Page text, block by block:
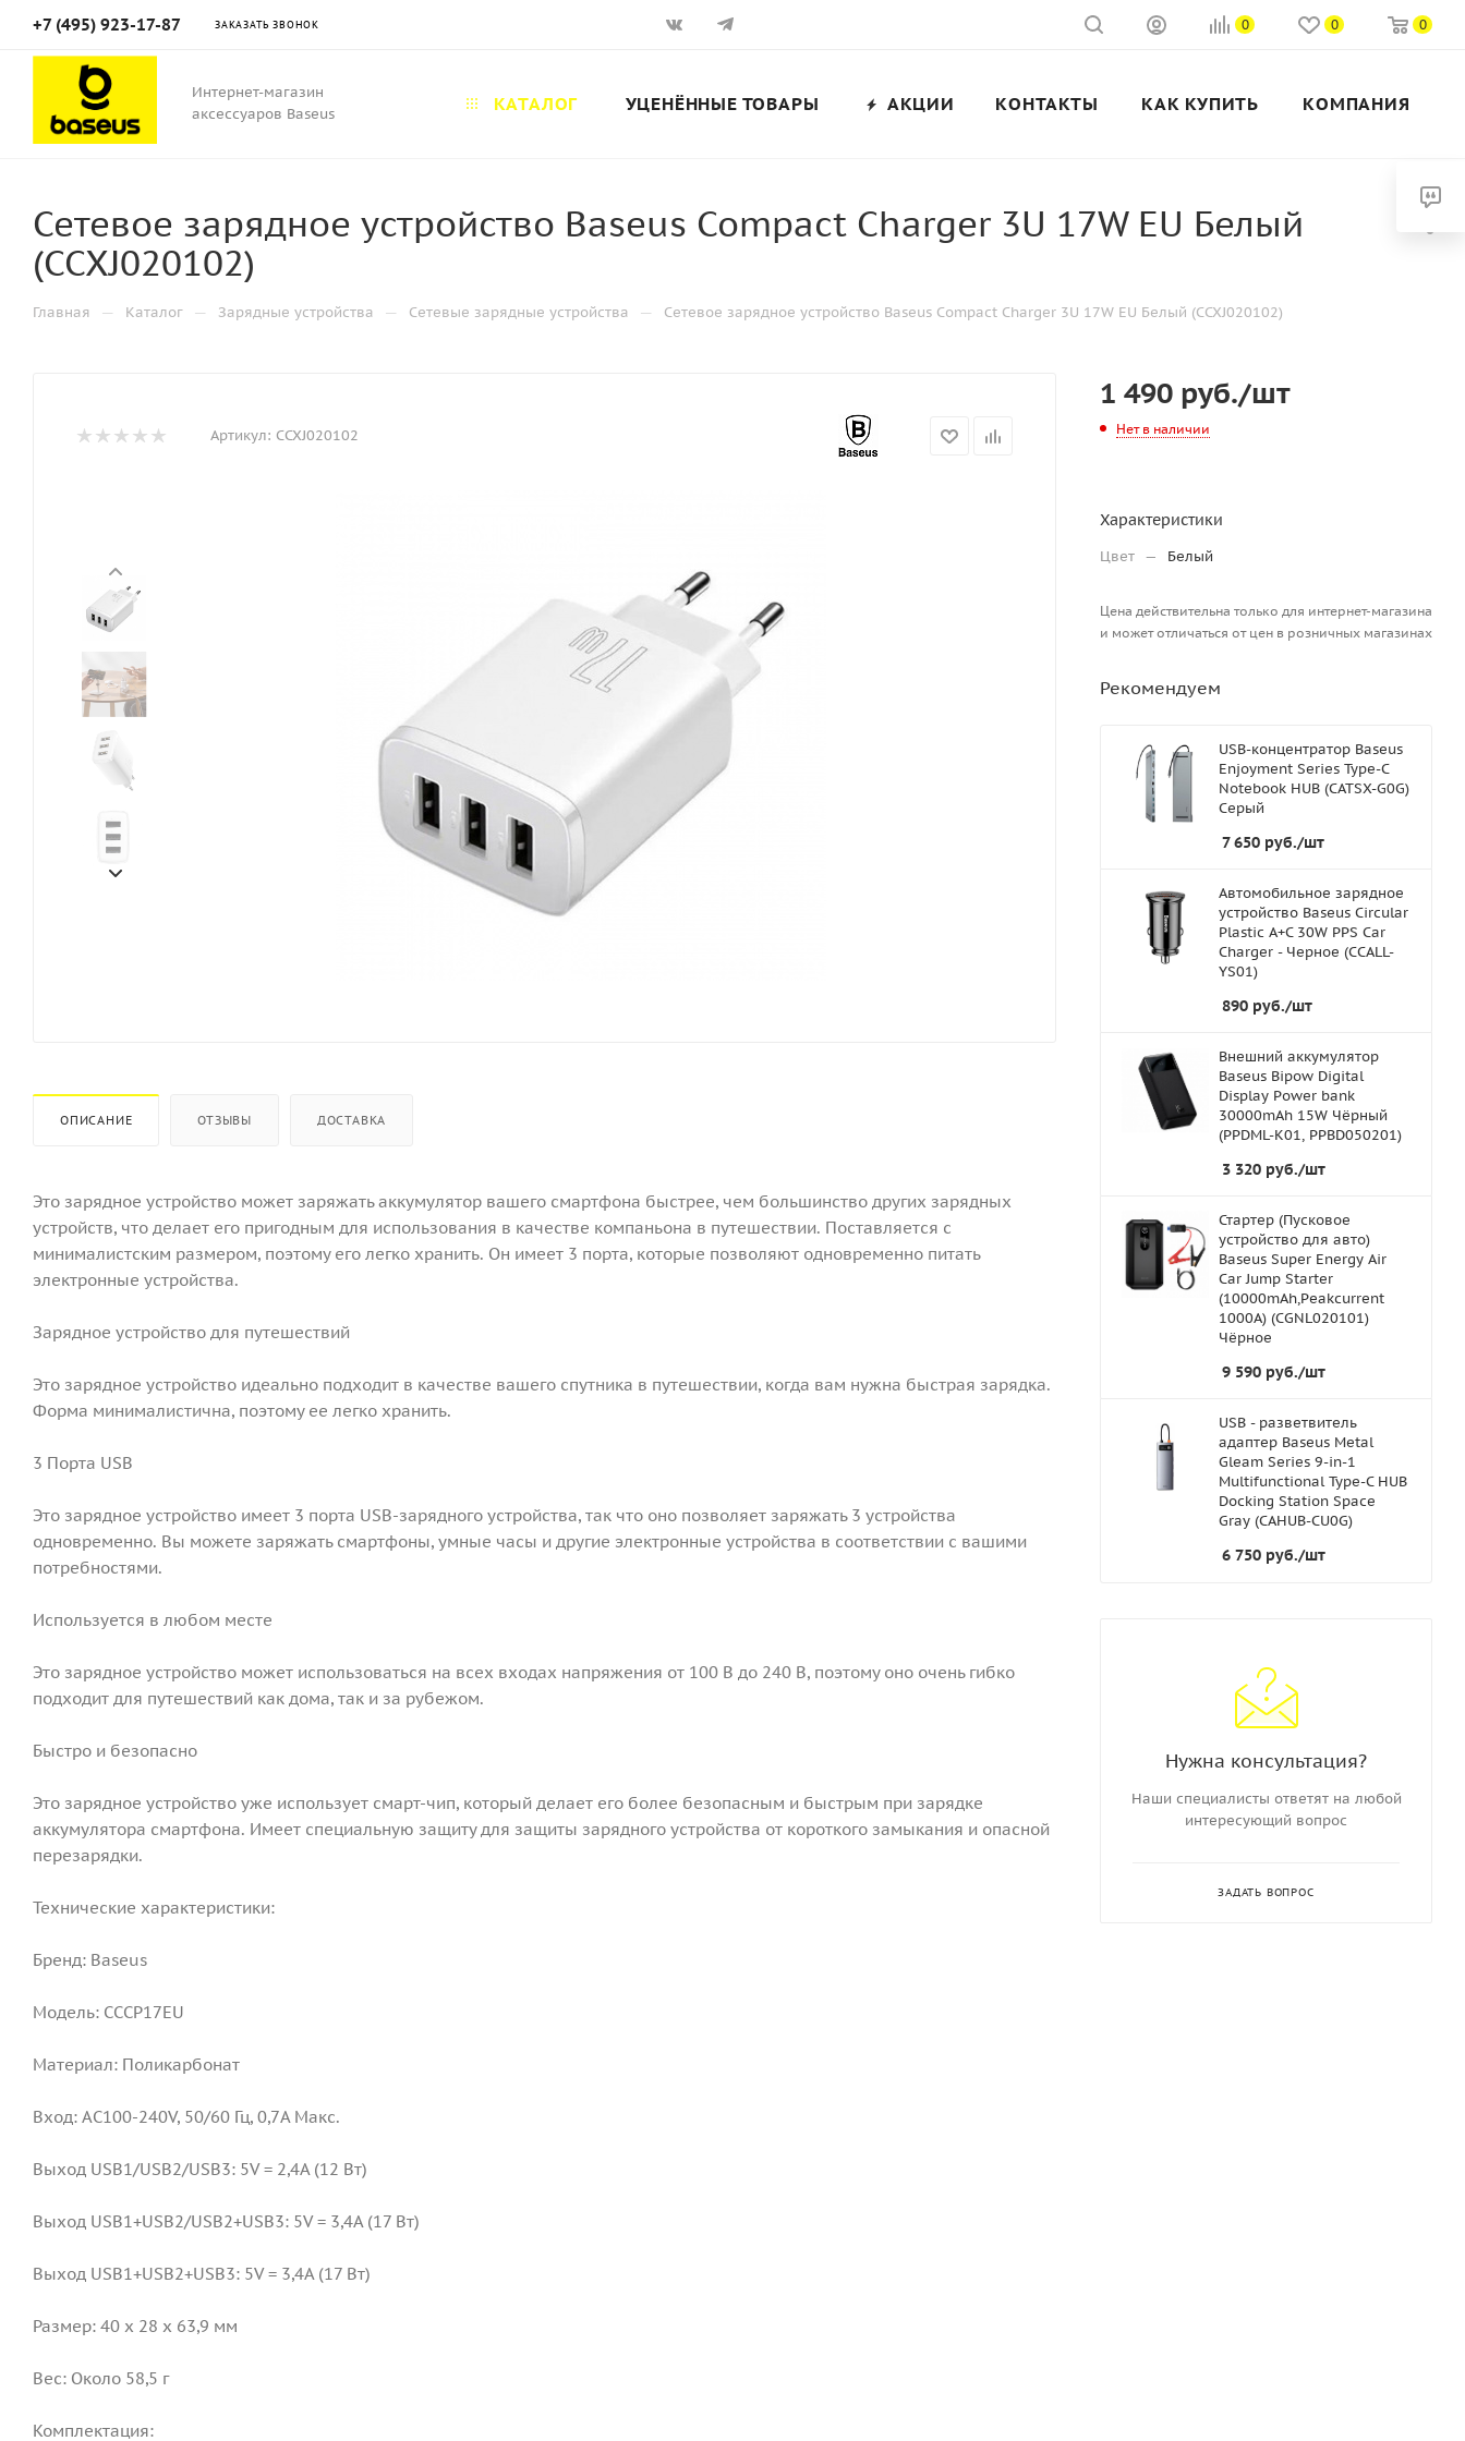
+7 (495) 923-17-87 ЗАКАЗАТЬ ЗВОНОК 0 0 0
Интернет-магазин
аксессуаров Baseus
КАТАЛОГ УЦЕНЁННЫЕ ТОВАРЫ АКЦИИ КОНТАКТЫ КАК КУПИТЬ КОМПАНИЯ
Сетевое зарядное устройство Baseus Compact Charger 3U 17W EU Белый
(CCXJ020102)
Главная — Каталог — Зарядные устройства — Сетевые зарядные устройства — Сетевое зарядное устройство Baseus Compact Charger 3U 17W EU Белый (CCXJ020102)
Артикул: CCXJ020102
ОПИСАНИЕ ОТЗЫВЫ ДОСТАВКА
Это зарядное устройство может заряжать аккумулятор вашего смартфона быстрее, чем большинство других зарядных
устройств, что делает его пригодным для использования в качестве компаньона в путешествии. Поставляется с
минималистским размером, поэтому его легко хранить. Он имеет 3 порта, которые позволяют одновременно питать
электронные устройства.
Зарядное устройство для путешествий
Это зарядное устройство идеально подходит в качестве вашего спутника в путешествии, когда вам нужна быстрая зарядка.
Форма минималистична, поэтому ее легко хранить.
3 Порта USB
Это зарядное устройство имеет 3 порта USB-зарядного устройства, так что оно позволяет заряжать 3 устройства
одновременно. Вы можете заряжать смартфоны, умные часы и другие электронные устройства в соответствии с вашими
потребностями.
Используется в любом месте
Это зарядное устройство может использоваться на всех входах напряжения от 100 В до 240 В, поэтому оно очень гибко
подходит для путешествий как дома, так и за рубежом.
Быстро и безопасно
Это зарядное устройство уже использует смарт-чип, который делает его более безопасным и быстрым при зарядке
аккумулятора смартфона. Имеет специальную защиту для защиты зарядного устройства от короткого замыкания и опасной
перезарядки.
Технические характеристики:
Бренд: Baseus
Модель: CCCP17EU
Материал: Поликарбонат
Вход: AC100-240V, 50/60 Гц, 0,7A Макс.
Выход USB1/USB2/USB3: 5V = 2,4A (12 Вт)
Выход USB1+USB2/USB2+USB3: 5V = 3,4A (17 Вт)
Выход USB1+USB2+USB3: 5V = 3,4A (17 Вт)
Размер: 40 x 28 x 63,9 мм
Вес: Около 58,5 г
Комплектация:
1 490 руб./шт
Нет в наличии
Характеристики
Цвет — Белый
Цена действительна только для интернет-магазина
и может отличаться от цен в розничных магазинах
Рекомендуем
USB-концентратор Baseus
Enjoyment Series Type-C
Notebook HUB (CATSX-G0G)
Серый
7 650 руб./шт
Автомобильное зарядное
устройство Baseus Circular
Plastic A+C 30W PPS Car
Charger - Черное (CCALL-
YS01)
890 руб./шт
Внешний аккумулятор
Baseus Bipow Digital
Display Power bank
30000mAh 15W Чёрный
(PPDML-K01, PPBD050201)
3 320 руб./шт
Стартер (Пусковое
устройство для авто)
Baseus Super Energy Air
Car Jump Starter
(10000mAh,Peakcurrent
1000A) (CGNL020101)
Чёрное
9 590 руб./шт
USB - разветвитель
адаптер Baseus Metal
Gleam Series 9-in-1
Multifunctional Type-C HUB
Docking Station Space
Gray (CAHUB-CU0G)
6 750 руб./шт
Нужна консультация?
Наши специалисты ответят на любой
интересующий вопрос
ЗАДАТЬ ВОПРОС